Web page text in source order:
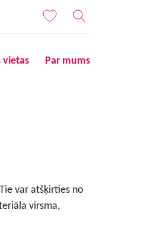
vietas Par mums
var atšķirties no
virsma,